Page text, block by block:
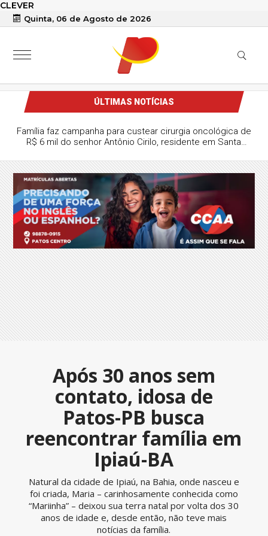
CLEVER
Quinta, 06 de Agosto de 2026
ÚLTIMAS NOTÍCIAS
Família faz campanha para custear cirurgia oncológica de
R$ 6 mil do senhor Antônio Cirilo, residente em Santa
Após 30 anos sem
contato, idosa de
Patos-PB busca
reencontrar família em
Ipiaú-BA
Natural da cidade de Ipiaú, na Bahia, onde nasceu e
foi criada, Maria – carinhosamente conhecida como
“Mariinha” – deixou sua terra natal por volta dos 30
anos de idade e, desde então, não teve mais
notícias da família.